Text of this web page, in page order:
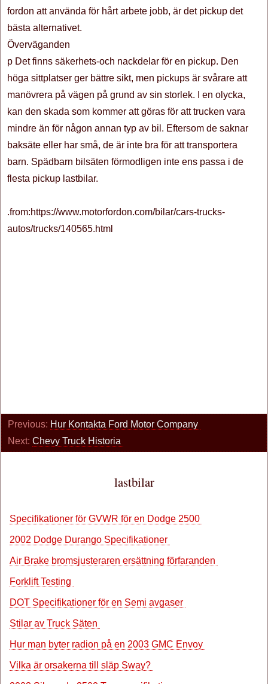
fordon att använda för hårt arbete jobb, är det pickup det
bästa alternativet.
Överväganden
p Det finns säkerhets-och nackdelar för en pickup. Den
höga sittplatser ger bättre sikt, men pickups är svårare att
manövrera på vägen på grund av sin storlek. I en olycka,
kan den skada som kommer att göras för att trucken vara
mindre än för någon annan typ av bil. Eftersom de saknar
baksäte eller har små, de är inte bra för att transportera
barn. Spädbarn bilsäten förmodligen inte ens passa i de
flesta pickup lastbilar.
.from:https://www.motorfordon.com/bilar/cars-trucks-
autos/trucks/140565.html
Previous: Hur Kontakta Ford Motor Company
Next: Chevy Truck Historia
lastbilar
Specifikationer för GVWR för en Dodge 2500
2002 Dodge Durango Specifikationer
Air Brake bromsjusteraren ersättning förfaranden
Forklift Testing
DOT Specifikationer för en Semi avgaser
Stilar av Truck Säten
Hur man byter radion på en 2003 GMC Envoy
Vilka är orsakerna till släp Sway?